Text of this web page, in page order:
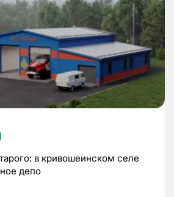
в кривошеинском селе
депо